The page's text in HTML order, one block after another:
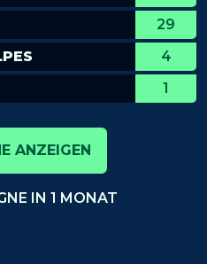
29
4
1
ANZEIGEN
IN 1 MONAT